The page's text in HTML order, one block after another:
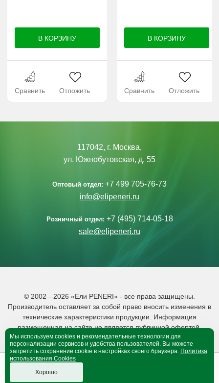
0
Сравнить Отложить Сравнить Отложить
117042, г. Москва,
ул. Южнобутовская, д. 55
Оптовый отдел: +7 499 705-76-73
info@elipeneri.ru
Розничный отдел: +7 (495) 714-05-18
sale@elipeneri.ru
© 2002—2026 «Ели PENERI» - все права защищены.
Производитель оставляет за собой право вносить изменения в
технические характеристики продукции. Информация
размещенная на сайте не является публичной офертой.
Политика обработки персональных данных
Мы используем cookies и рекомендательные технологии для
персонализации сервисов и удобства пользователей. Вы можете
запретить сохранение cookie в настройках своего браузера. Политика
использования Cookies
Хорошо